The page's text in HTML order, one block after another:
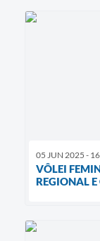
05 JUN 2025 -
VÔLEI
REGIONAL